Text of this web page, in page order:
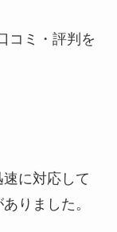
コミ・評判を
に対応して
りました。